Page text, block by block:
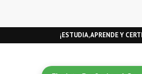
¡ESTUDIA, APRENDE Y